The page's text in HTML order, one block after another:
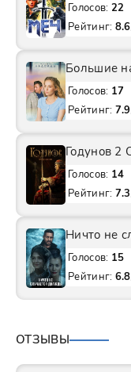
Голосов: 22
Рейтинг:
Большие
Голосов: 17
Рейтинг:
Годунов 2
Голосов: 14
Рейтинг:
Ничто не
Голосов: 15
Рейтинг:
ОТЗЫВЫ